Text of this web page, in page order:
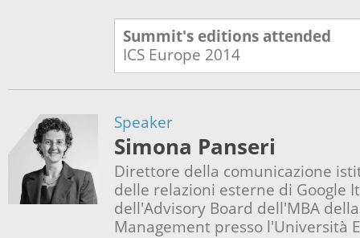
Summit's editions attended
ICS Europe 2014
Speaker
Simona Panseri
Direttore della comunicazione
delle relazioni esterne di Google
dell'Advisory Board dell'MBA
Management presso l'Università